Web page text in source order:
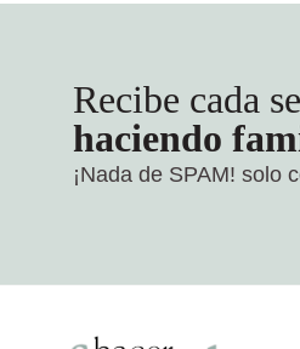
Recibe cada
haciendo
¡Nada de SPAM! solo